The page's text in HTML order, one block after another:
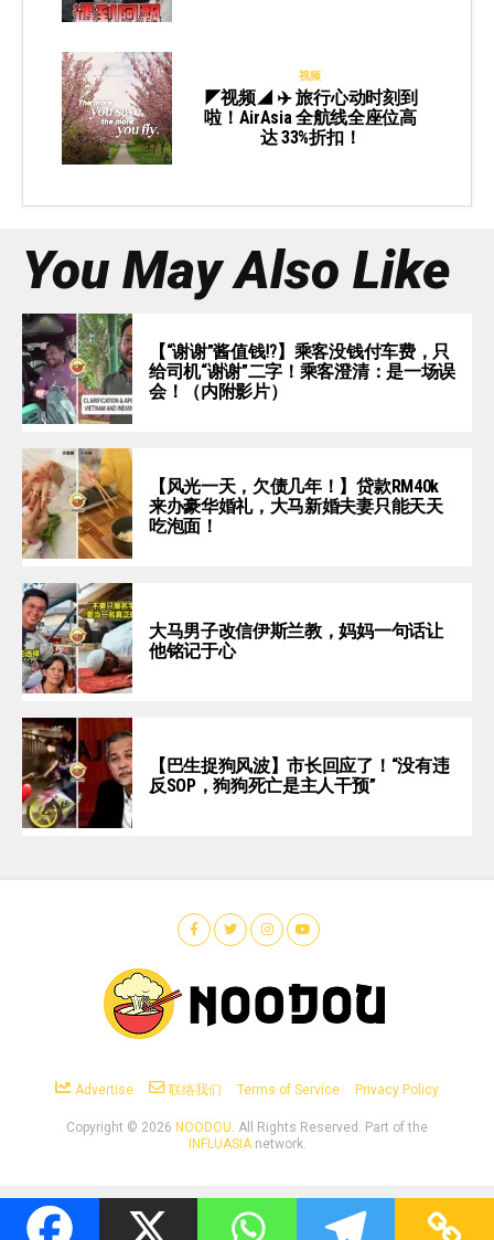
视频
◤视频◢ ✈️ 旅行心动时刻到
啦！AirAsia 全航线全座位高
达 33%折扣！
You May Also Like
【“谢谢”酱值钱⁉️】乘客没钱付车费，只
给司机“谢谢”二字！乘客澄清：是一场误
会！（内附影片）
【风光一天，欠债几年！】贷款RM40k
来办豪华婚礼，大马新婚夫妻只能天天
吃泡面！
大马男子改信伊斯兰教，妈妈一句话让
他铭记于心
【巴生捉狗风波】市长回应了！“没有违
反SOP，狗狗死亡是主人干预”
Advertise 联络我们 Terms of Service Privacy Policy
Copyright © 2026 NOODOU . All Rights Reserved. Part of the
INFLUASIAnetwork.